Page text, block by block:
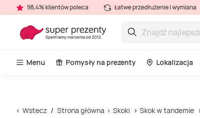
98,4% klientów poleca Łatwe przedłużenie i wymiana
Menu Pomysły na prezenty Lokalizacja
Wstecz Strona główna Skoki Skok w tandemie